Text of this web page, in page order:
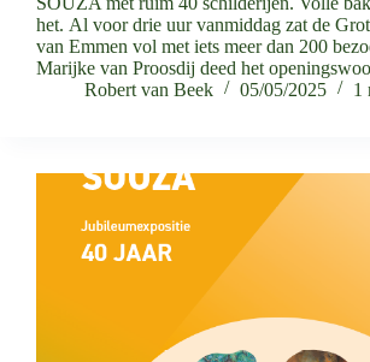
het. Al voor drie uur vanmiddag zat de
van Emmen vol met iets meer dan 200
Marijke van Proosdij deed het
Robert van Beek
05/05/2025 1